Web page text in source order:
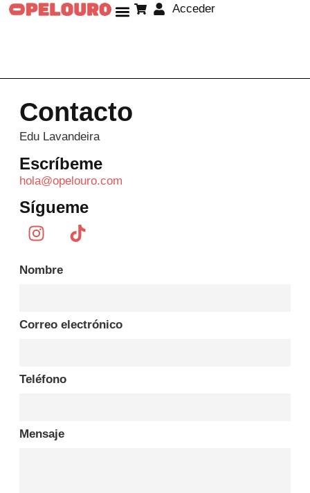
Acceder
Contacto
Edu Lavandeira
Escríbeme
hola@opelouro.com
Sígueme
Nombre
Correo electrónico
Teléfono
Mensaje